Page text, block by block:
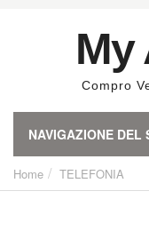
My
Compro
NAVIGAZIONE DEL
Home TELEFONIA